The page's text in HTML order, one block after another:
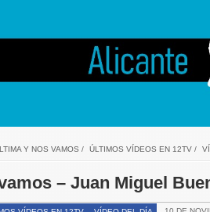
Y NOS VAMOS / ÚLTIMOS VÍDEOS EN 12TV/
– Juan Miguel